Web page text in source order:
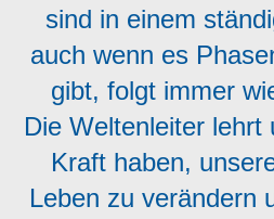
sind in einem
auch wenn es
gibt, folgt immer
Die Weltenleiter lehrt
Kraft haben,
Leben zu verändern